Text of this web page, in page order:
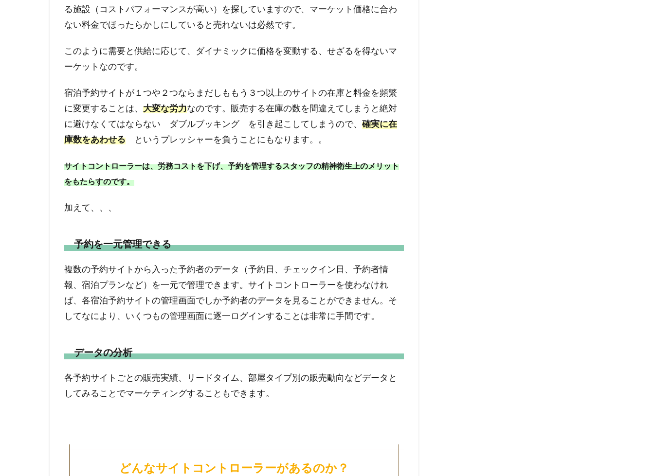
る施設（コストパフォーマンスが高い）を探していますので、マーケット価格に合わ
ない料金でほったらかしにしていると売れないは必然です。
このように需要と供給に応じて、ダイナミックに価格を変動する、せざるを得ないマ
ーケットなのです。
宿泊予約サイトが１つや２つならまだしももう３つ以上のサイトの在庫と料金を頻繁
に変更することは、 大変な労力なのです。販売する在庫の数を間違えてしまうと絶対
に避けなくてはならない ダブルブッキング を引き起こしてしまうので、確実に在
庫数をあわせる というプレッシャーを負うことにもなります。。
サイトコントローラーは、労務コストを下げ、予約を管理するスタッフの精神衛生上のメリット
をもたらすのです。
加えて、、、
予約を一元管理できる
複数の予約サイトから入った予約者のデータ（予約日、チェックイン日、予約者情
報、宿泊プランなど）を一元で管理できます。サイトコントローラーを使わなけれ
ば、各宿泊予約サイトの管理画面でしか予約者のデータを見ることができません。そ
してなにより、いくつもの管理画面に逐一ログインすることは非常に手間です。
データの分析
各予約サイトごとの販売実績、リードタイム、部屋タイプ別の販売動向などデータと
してみることでマーケティングすることもできます。
どんなサイトコントローラーがあるのか？